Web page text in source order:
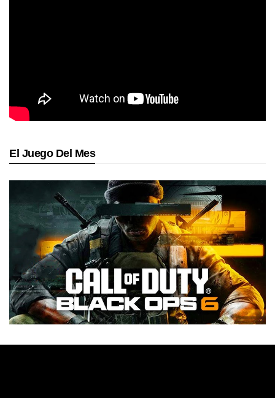
El Juego Del Mes